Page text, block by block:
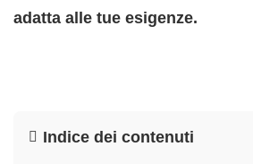
adatta alle tue esigenze.
Indice dei contenuti